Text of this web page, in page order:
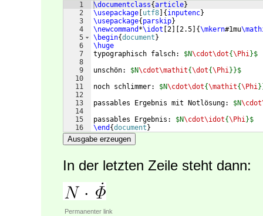
1
2
3
4
5
6
7
8
9
10
11
12
13
14
15
16
\documentclass{article}
\usepackage utf8 { inputenc}
\usepackage{ parskip}
\newcommand *\idot 2 2.5 {\mkern#1mu
\begin{document }
\huge
typographisch falsch: $N\cdot\dot{\Phi}$
unschön: $N\cdot\mathit{\dot{\Phi}}$
noch schlimmer: $N\cdot\dot{\mathit{\Phi
passables Ergebnis mit Notlösung: $N
passables Ergebnis: $N\cdot\idot{\Phi}$
\end {document }
Ausgabe erzeugen
In der letzten Zeile steht dann:
Permanenter link